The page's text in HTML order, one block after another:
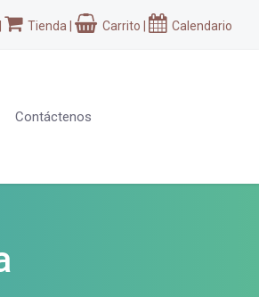
Tienda Carrito Calendario
Contáctenos